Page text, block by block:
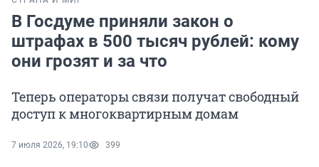
В Госдуме приняли закон о
штрафах в 500 тысяч рублей: кому
они грозят и за что
Теперь операторы связи получат свободный
доступ к многоквартирным домам
7 июля 2026, 19:10 399